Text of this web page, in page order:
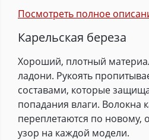
Посмотреть полное
Карельская береза
Хороший, плотный
ладони. Рукоять
составами, которые
попадания влаги. Волокна
переплетаются по новому,
узор на каждой модели.